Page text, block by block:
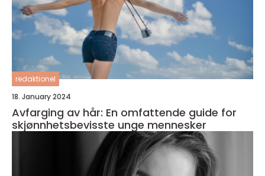
redaktionel
18. January 2024
Avfarging av hår: En omfattende guide for
skjønnhetsbevisste unge mennesker